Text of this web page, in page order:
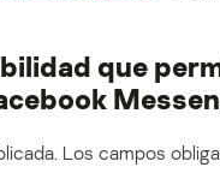
que
Los campos